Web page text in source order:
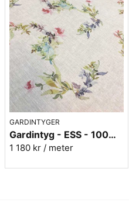
GARDINTYGER
Gardintyg - ESS - 100% Oblekt Lin
1 180 kr / meter